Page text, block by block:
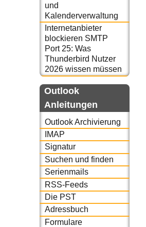
und
Kalenderverwaltung
Internetanbieter
blockieren SMTP
Port 25: Was
Thunderbird Nutzer
2026 wissen müssen
Outlook
Anleitungen
Outlook Archivierung
IMAP
Signatur
Suchen und finden
Serienmails
RSS-Feeds
Die PST
Adressbuch
Formulare